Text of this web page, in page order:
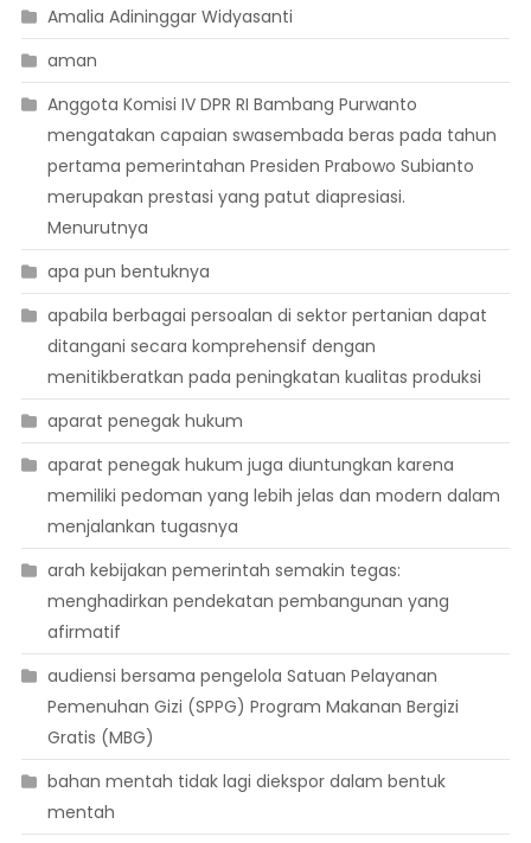
Amalia Adininggar Widyasanti
aman
Anggota Komisi IV DPR RI Bambang Purwanto
mengatakan capaian swasembada beras pada tahun
pertama pemerintahan Presiden Prabowo Subianto
merupakan prestasi yang patut diapresiasi.
Menurutnya
apa pun bentuknya
apabila berbagai persoalan di sektor pertanian dapat
ditangani secara komprehensif dengan
menitikberatkan pada peningkatan kualitas produksi
aparat penegak hukum
aparat penegak hukum juga diuntungkan karena
memiliki pedoman yang lebih jelas dan modern dalam
menjalankan tugasnya
arah kebijakan pemerintah semakin tegas:
menghadirkan pendekatan pembangunan yang
afirmatif
audiensi bersama pengelola Satuan Pelayanan
Pemenuhan Gizi (SPPG) Program Makanan Bergizi
Gratis (MBG)
bahan mentah tidak lagi diekspor dalam bentuk
mentah